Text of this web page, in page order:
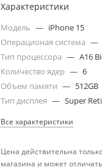
Характеристики
Модель — iPhone 15
Операционая система —
Тип процессора — A16
Количество ядер — 6
Объем памяти — 512GB
Тип дисплея — Super
Все характеристики
Цена действительна
магазина и может